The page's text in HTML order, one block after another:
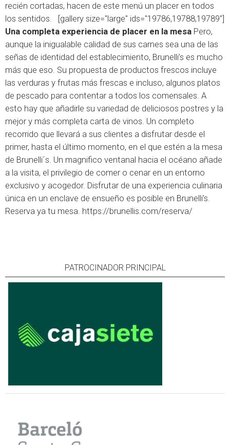
recién cortadas, hacen de este menú un placer en todos
los sentidos. [gallery size="large" ids="19786,19788,19789"]
Una completa experiencia de placer en la mesa Pero,
aunque la inigualable calidad de sus carnes sea una de las
señas de identidad del establecimiento, Brunelli’s es mucho
más que eso. Su propuesta de productos frescos incluye
las verduras y frutas más frescas e incluso, algunos platos
de pescado para contentar a todos los comensales. A
esto hay que añadirle su variedad de deliciosos postres y la
mejor y más completa carta de vinos. Un completo
recorrido que llevará a sus clientes a disfrutar desde el
primer, hasta el último momento, en el que estén a la mesa
de Brunelli´s. Un magnifico ventanal hacia el océano añade
a la visita, el privilegio de comer o cenar en un entorno
exclusivo y acogedor. Disfrutar de una experiencia culinaria
única en un enclave de ensueño es posible en Brunelli’s.
Reserva ya tu mesa. https://brunellis.com/reserva/
PATROCINADOR PRINCIPAL